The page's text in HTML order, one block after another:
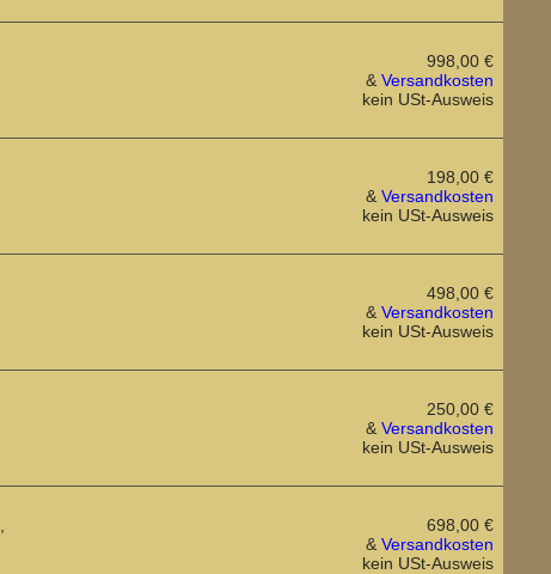
998,00 €
& Versandkosten
kein USt-Ausweis
198,00 €
& Versandkosten
kein USt-Ausweis
498,00 €
& Versandkosten
kein USt-Ausweis
250,00 €
& Versandkosten
kein USt-Ausweis
698,00 €
& Versandkosten
kein USt-Ausweis